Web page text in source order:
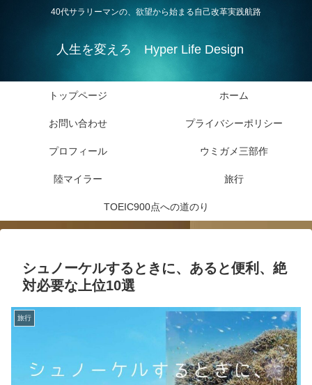
40代サラリーマンの、欲望から始まる自己改革実践航路
人生を変えろ Hyper Life Design
トップページ ホーム
お問い合わせ プライバシーポリシー
プロフィール ウミガメ三部作
陸マイラー 旅行
TOEIC900点への道のり
シュノーケルするときに、あると便利、絶
対必要な上位10選
旅行